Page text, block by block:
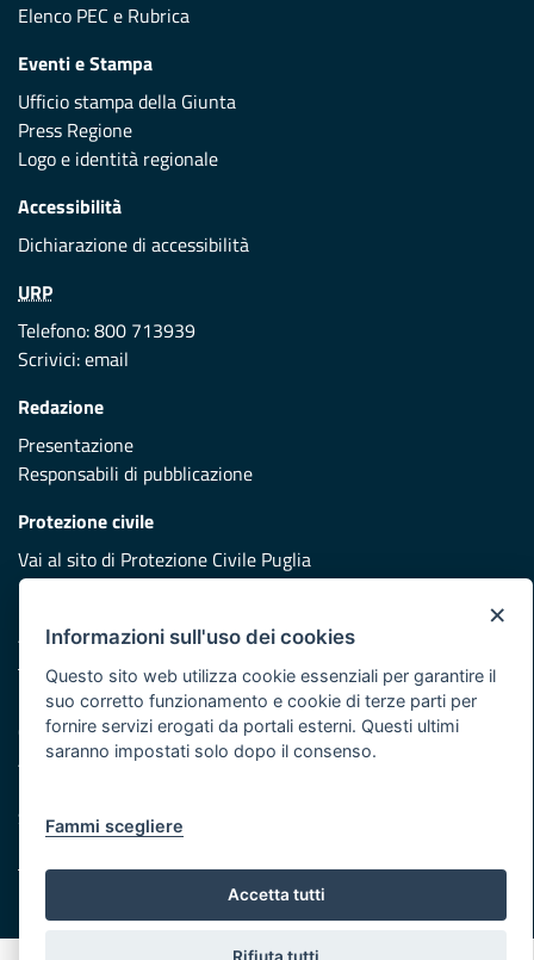
Elenco PEC e Rubrica
Eventi e Stampa
Ufficio stampa della Giunta
Press Regione
Logo e identità regionale
Accessibilità
Dichiarazione di accessibilità
URP
Telefono: 800 713939
Scrivici:email
Redazione
Presentazione
Responsabili di pubblicazione
Protezione civile
Vai al sito di Protezione Civile Puglia
Iniziativa finanziata con risorse del POR Puglia 2014/2020 -
Asse XI
Note legali
Cookie e privacy
Atti di notifica
Servizi Intranet
© Regione Puglia
×
Informazioni sull'uso dei cookies
Questo sito web utilizza cookie essenziali per garantire il
suo corretto funzionamento e cookie di terze parti per
fornire servizi erogati da portali esterni. Questi ultimi
saranno impostati solo dopo il consenso.
Fammi scegliere
Accetta tutti